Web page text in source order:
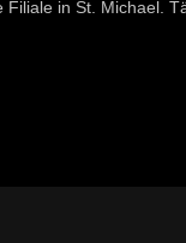
in St. Michael.